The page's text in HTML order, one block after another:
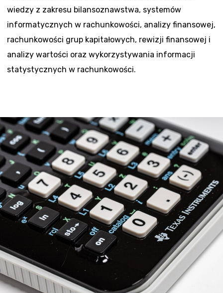
wiedzy z zakresu bilansoznawstwa, systemów
informatycznych w rachunkowości, analizy finansowej,
rachunkowości grup kapitałowych, rewizji finansowej i
analizy wartości oraz wykorzystywania informacji
statystycznych w rachunkowości.